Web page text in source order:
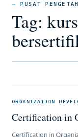
— PUSAT
Tag:
ORGANIZATION
Certification in
Certification in